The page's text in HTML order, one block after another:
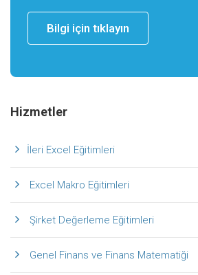
Bilgi için tıklayın
Hizmetler
İleri Excel Eğitimleri
Excel Makro Eğitimleri
Şirket Değerleme Eğitimleri
Genel Finans ve Finans Matematiği